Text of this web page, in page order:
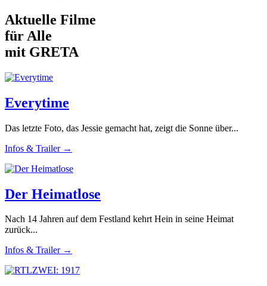
Aktuelle Filme
für Alle
mit GRETA
Everytime
Das letzte Foto, das Jessie gemacht hat, zeigt die Sonne über...
Infos & Trailer →
Der Heimatlose
Nach 14 Jahren auf dem Festland kehrt Hein in seine Heimat
zurück...
Infos & Trailer →